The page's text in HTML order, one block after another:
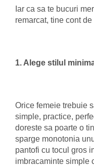
Iar ca sa te bucuri
remarcat, tine cont
1. Alege stilul
Orice femeie trebuie
simple, practice,
doreste sa poarte o
sparge monotonia
pantofi cu tocul gros
imbracaminte simple